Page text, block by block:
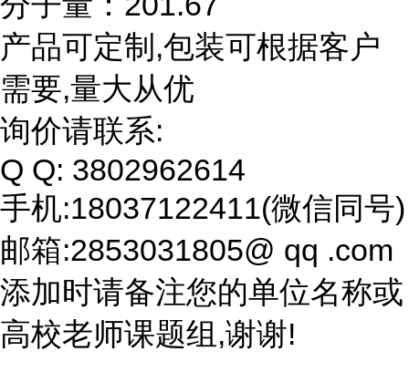
产品可定制,包装可根据客户
需要,量大从优
询价请联系:
Q Q: 3802962614
手机:18037122411(微信同号)
邮箱:2853031805@ qq .com
添加时请备注您的单位名称或
高校老师课题组,谢谢!